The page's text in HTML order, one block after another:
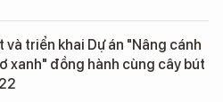
và triển khai Dự án "Nâng cánh
xanh" đồng hành cùng cây bút